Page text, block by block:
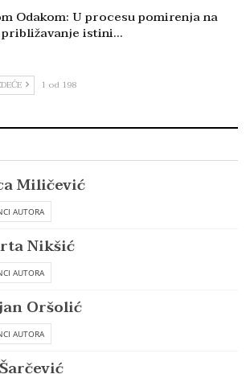
Odakom: U procesu pomirenja na
istini…
1 od 198
Miličević
AUTORA
Nikšić
AUTORA
Oršolić
AUTORA